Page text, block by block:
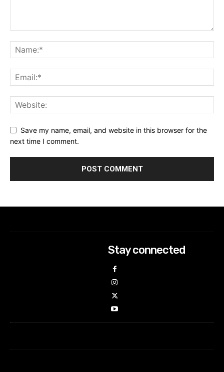
Save my name, email, and website in this browser for the
next time I comment.
Stay connected